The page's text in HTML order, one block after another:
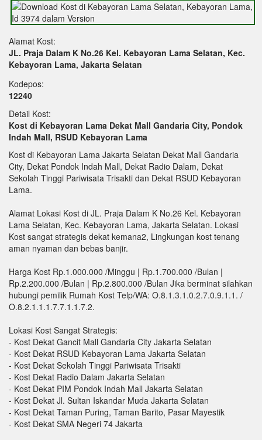
Alamat Kost:
JL. Praja Dalam K No.26 Kel. Kebayoran Lama Selatan, Kec.
Kebayoran Lama, Jakarta Selatan
Kodepos:
12240
Detail Kost:
Kost di Kebayoran Lama Dekat Mall Gandaria City, Pondok
Indah Mall, RSUD Kebayoran Lama
Kost di Kebayoran Lama Jakarta Selatan Dekat Mall Gandaria
City, Dekat Pondok Indah Mall, Dekat Radio Dalam, Dekat
Sekolah Tinggi Pariwisata Trisakti dan Dekat RSUD Kebayoran
Lama.
Alamat Lokasi Kost di JL. Praja Dalam K No.26 Kel. Kebayoran
Lama Selatan, Kec. Kebayoran Lama, Jakarta Selatan. Lokasi
Kost sangat strategis dekat kemana2, Lingkungan kost tenang
aman nyaman dan bebas banjir.
Harga Kost Rp.1.000.000 /Minggu | Rp.1.700.000 /Bulan |
Rp.2.200.000 /Bulan | Rp.2.800.000 /Bulan Jika berminat silahkan
hubungi pemilik Rumah Kost Telp/WA: O.8.1.3.1.0.2.7.0.9.1.1. /
O.8.2.1.1.1.7.7.1.1.7.2.
Lokasi Kost Sangat Strategis:
- Kost Dekat Gancit Mall Gandaria City Jakarta Selatan
- Kost Dekat RSUD Kebayoran Lama Jakarta Selatan
- Kost Dekat Sekolah Tinggi Pariwisata Trisakti
- Kost Dekat Radio Dalam Jakarta Selatan
- Kost Dekat PIM Pondok Indah Mall Jakarta Selatan
- Kost Dekat Jl. Sultan Iskandar Muda Jakarta Selatan
- Kost Dekat Taman Puring, Taman Barito, Pasar Mayestik
- Kost Dekat SMA Negeri 74 Jakarta